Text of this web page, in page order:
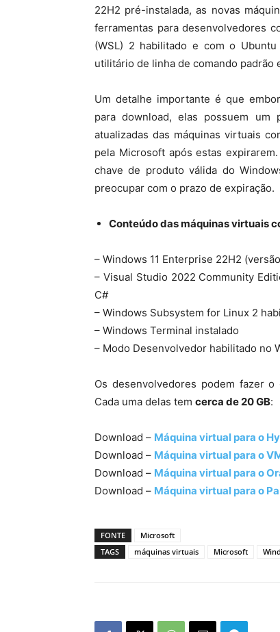
22H2 pré-instalada, as novas
ferramentas para desenvolvedores
(WSL) 2 habilitado e com o
utilitário de linha de comando padrão
Um detalhe importante é que
para download, elas possuem
atualizadas das máquinas virtuais
pela Microsoft após estas
chave de produto válida do
preocupar com o prazo de expiração.
Conteúdo das máquinas virtuais
– Windows 11 Enterprise 22H2
– Visual Studio 2022 Community
C#
– Windows Subsystem for Linux 2
– Windows Terminal instalado
– Modo Desenvolvedor habilitado no
Os desenvolvedores podem fazer
Cada uma delas tem cerca de 20 GB:
Download – Máquina virtual para o
Download – Máquina virtual para o
Download – Máquina virtual para o
Download – Máquina virtual para o
FONTE
Microsoft
TAGS
máquinas virtuais Microsoft